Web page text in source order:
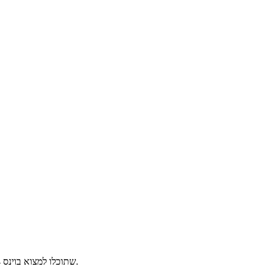
הגירסה הנוסטלגית והמוכרת ביותר של משחק האיש הקופץ אייסי טאוור. המשחק icy tower בגירסה 1.3 אך יש גירסה חדשה יותר שהיא icy tower 1.4 שתוכלו למצוא בוינס.